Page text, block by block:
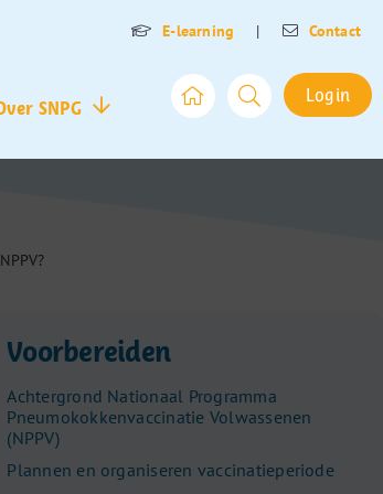
E-learning | Contact
SNPG
Login
Voorbereiden
Achtergrond Nationaal Programma
Pneumokokkenvaccinatie Volwassenen
(NPPV)
Plannen en organiseren vaccinatieperiode